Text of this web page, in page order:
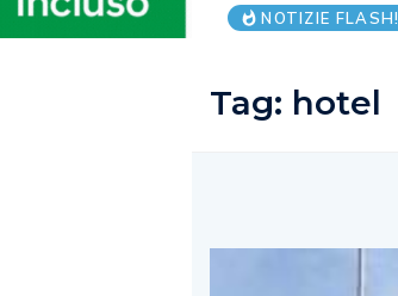
NOTIZIE FLASH!
Tag: hotel